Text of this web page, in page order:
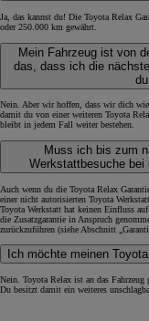
Ja, das kannst du! Die Toyota Relax
oder 250.000 km gewährt.
Mein Fahrzeug ist von
das, dass ich die
Nein. Aber wir hoffen, dass wir dich
damit du von einer weiteren Toyota
bleibt in jedem Fall weiter bestehen.
Muss ich bis zum
Werkstattbesuche bei
Auch wenn du die Toyota Relax
einer nicht autorisierten Toyota
Toyota Werkstatt hat keinen Einfluss
die Zusatzgarantie in Anspruch
zurückzuführen (siehe Abschnitt
Ich möchte meinen
Nein. Toyota Relax ist an das Fahrzeug
Du besitzt damit ein weiteres